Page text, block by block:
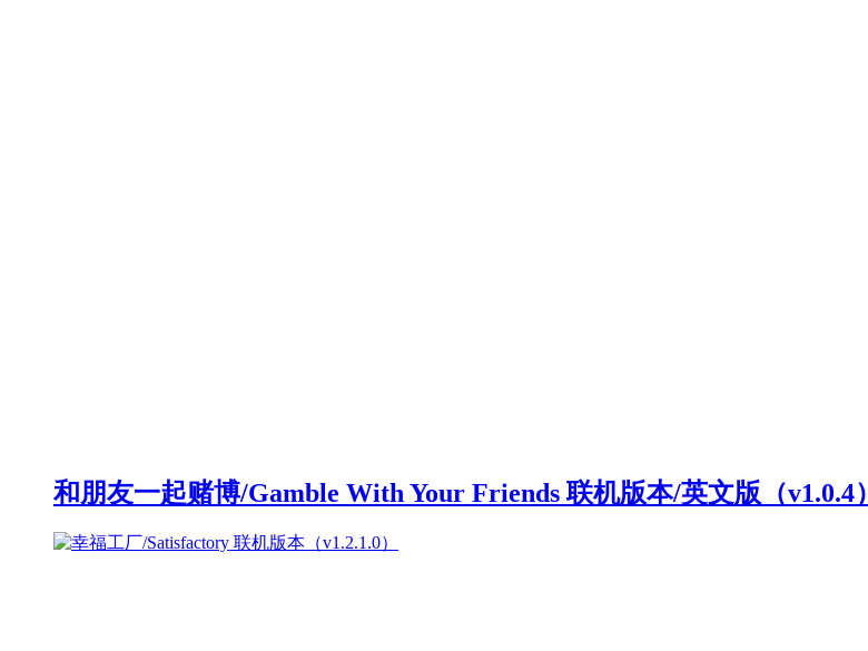
和朋友一起赌博/Gamble With Your Friends 联机版本/英文版（v1.0.4）